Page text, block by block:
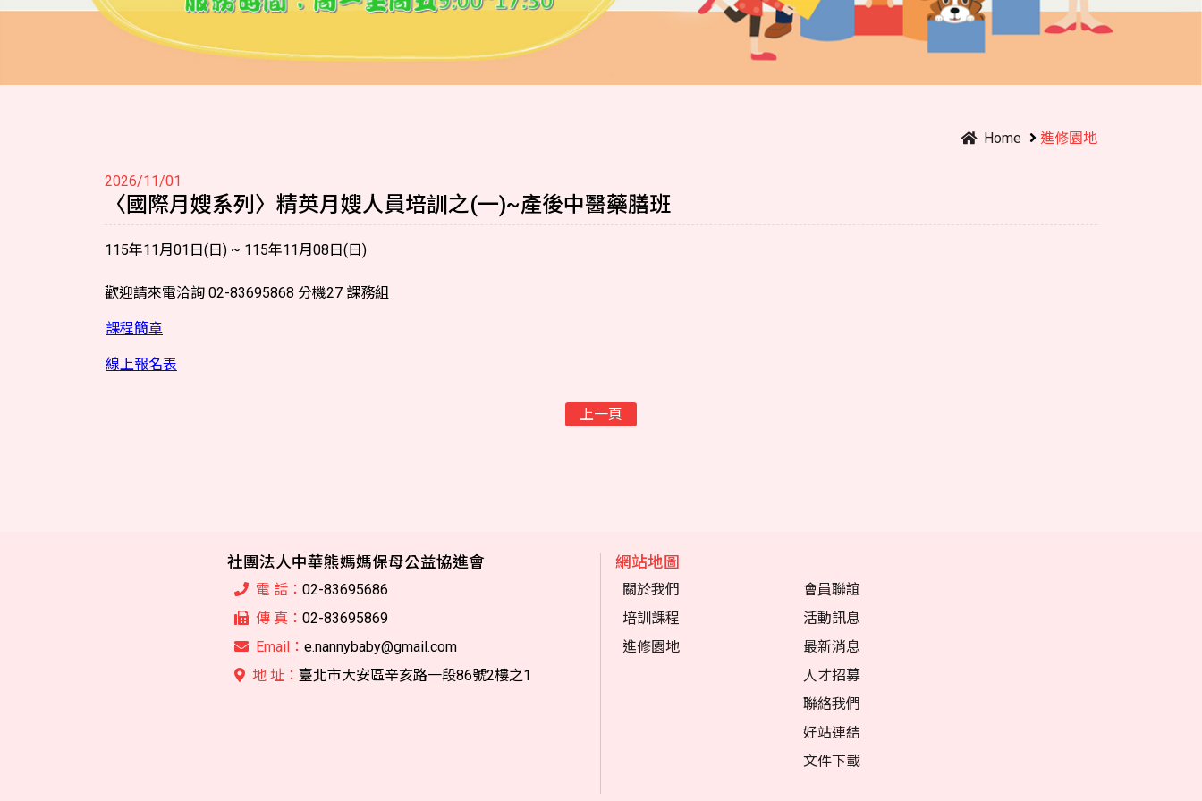
Home 進修園地
2026/11/01
〈國際月嫂系列〉精英月嫂人員培訓之(一)~產後中醫藥膳班
115年11月01日(日) ~ 115年11月08日(日)
歡迎請來電洽詢 02-83695868 分機27 課務組
課程簡章
線上報名表
上一頁
社團法人中華熊媽媽保母公益協進會
電 話： 02-83695686
傳 真： 02-83695869
Email： e.nannybaby@gmail.com
地 址： 臺北市大安區辛亥路一段86號2樓之1
網站地圖
關於我們
培訓課程
進修園地
會員聯誼
活動訊息
最新消息
人才招募
聯絡我們
好站連結
文件下載